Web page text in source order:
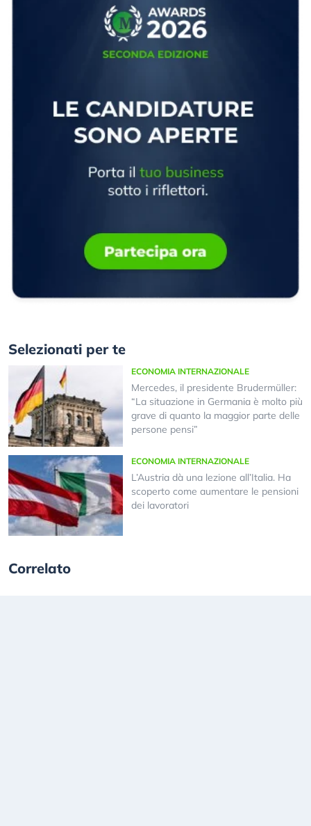
Selezionati per te
ECONOMIA INTERNAZIONALE
Mercedes, il presidente Brudermüller:
“La situazione in Germania è molto più
grave di quanto la maggior parte delle
persone pensi”
ECONOMIA INTERNAZIONALE
L’Austria dà una lezione all’Italia. Ha
scoperto come aumentare le pensioni
dei lavoratori
Correlato